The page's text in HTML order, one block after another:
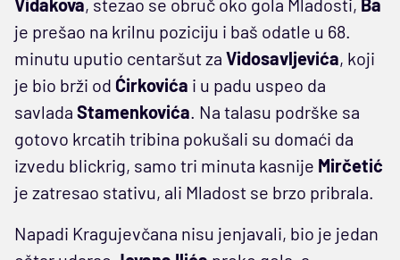
Vidakova, stezao se obruč oko gola Mladosti, Ba
je prešao na krilnu poziciju i baš odatle u 68.
minutu uputio centaršut za Vidosavljevića, koji
je bio brži od Ćirkovića i u padu uspeo da
savlada Stamenkovića. Na talasu podrške sa
gotovo krcatih tribina pokušali su domaći da
izvedu blickrig, samo tri minuta kasnije Mirčetić
je zatresao stativu, ali Mladost se brzo pribrala.
Napadi Kragujevčana nisu jenjavali, bio je jedan